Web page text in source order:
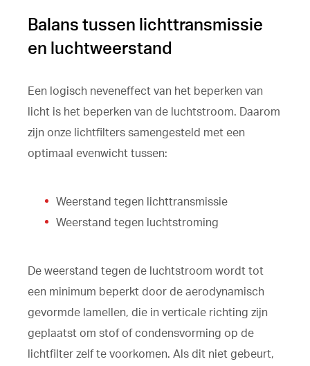
Balans tussen lichttransmissie
en luchtweerstand
Een logisch neveneffect van het beperken van
licht is het beperken van de luchtstroom. Daarom
zijn onze lichtfilters samengesteld met een
optimaal evenwicht tussen:
Weerstand tegen lichttransmissie
Weerstand tegen luchtstroming
De weerstand tegen de luchtstroom wordt tot
een minimum beperkt door de aerodynamisch
gevormde lamellen, die in verticale richting zijn
geplaatst om stof of condensvorming op de
lichtfilter zelf te voorkomen. Als dit niet gebeurt,